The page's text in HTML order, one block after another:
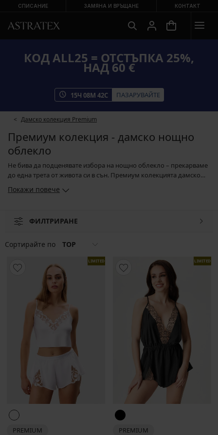
СПИСАНИЕ ЗАМЯНА И ВРЪЩАНЕ КОНТАКТ
КОД ALL25 = ОТСТЪПКА 25%,
НАД 60 €
15Ч 08М 41С ПАЗАРУВАЙТЕ
Дамско колекция Premium
Премиум колекция - дамско нощно
облекло
Не бива да подценявате избора на нощно облекло – прекарваме
до една трета от живота си в сън. Премиум колекцията дамско
като въпреки различния дизайн, всички модели съчетават
изживейте спокойна почивка с него.
Покажи повече
ФИЛТРИРАНЕ
Сортирайте по TOP
LIMITED
PREMIUM
LIMITED
PREMIUM